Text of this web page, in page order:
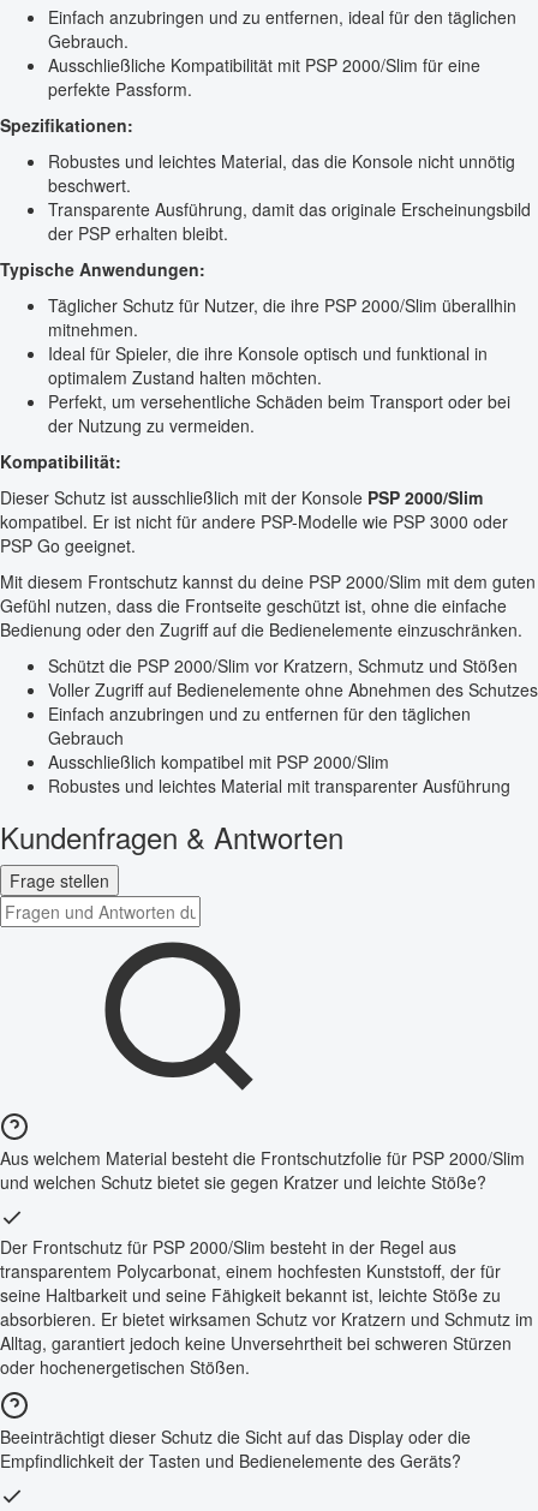
Einfach anzubringen und zu entfernen, ideal für den täglichen
Gebrauch.
Ausschließliche Kompatibilität mit PSP 2000/Slim für eine
perfekte Passform.
Spezifikationen:
Robustes und leichtes Material, das die Konsole nicht unnötig
beschwert.
Transparente Ausführung, damit das originale Erscheinungsbild
der PSP erhalten bleibt.
Typische Anwendungen:
Täglicher Schutz für Nutzer, die ihre PSP 2000/Slim überallhin
mitnehmen.
Ideal für Spieler, die ihre Konsole optisch und funktional in
optimalem Zustand halten möchten.
Perfekt, um versehentliche Schäden beim Transport oder bei
der Nutzung zu vermeiden.
Kompatibilität:
Dieser Schutz ist ausschließlich mit der Konsole PSP 2000/Slim
kompatibel. Er ist nicht für andere PSP-Modelle wie PSP 3000 oder
PSP Go geeignet.
Mit diesem Frontschutz kannst du deine PSP 2000/Slim mit dem guten
Gefühl nutzen, dass die Frontseite geschützt ist, ohne die einfache
Bedienung oder den Zugriff auf die Bedienelemente einzuschränken.
Schützt die PSP 2000/Slim vor Kratzern, Schmutz und Stößen
Voller Zugriff auf Bedienelemente ohne Abnehmen des Schutzes
Einfach anzubringen und zu entfernen für den täglichen
Gebrauch
Ausschließlich kompatibel mit PSP 2000/Slim
Robustes und leichtes Material mit transparenter Ausführung
Kundenfragen & Antworten
Frage stellen
Aus welchem Material besteht die Frontschutzfolie für PSP 2000/Slim
und welchen Schutz bietet sie gegen Kratzer und leichte Stöße?
Der Frontschutz für PSP 2000/Slim besteht in der Regel aus
transparentem Polycarbonat, einem hochfesten Kunststoff, der für
seine Haltbarkeit und seine Fähigkeit bekannt ist, leichte Stöße zu
absorbieren. Er bietet wirksamen Schutz vor Kratzern und Schmutz im
Alltag, garantiert jedoch keine Unversehrtheit bei schweren Stürzen
oder hochenergetischen Stößen.
Beeinträchtigt dieser Schutz die Sicht auf das Display oder die
Empfindlichkeit der Tasten und Bedienelemente des Geräts?